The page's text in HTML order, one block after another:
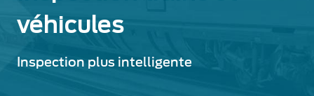
véhicules
Inspection plus intelligente